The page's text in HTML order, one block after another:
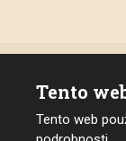
Tento
Tento web